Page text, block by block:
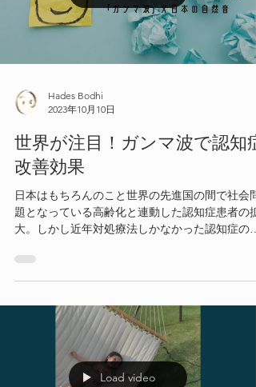
Hades Bodhi
2023年10月10日
世界が注目！ガンマ波で認知症
改善効果
日本はもちろんのこと世界の先進国の間で社会問
題となっている高齢化と連動した認知症患者の拡
大。しかし近年対処療法しかなかった認知症の治
表されました。
Load video